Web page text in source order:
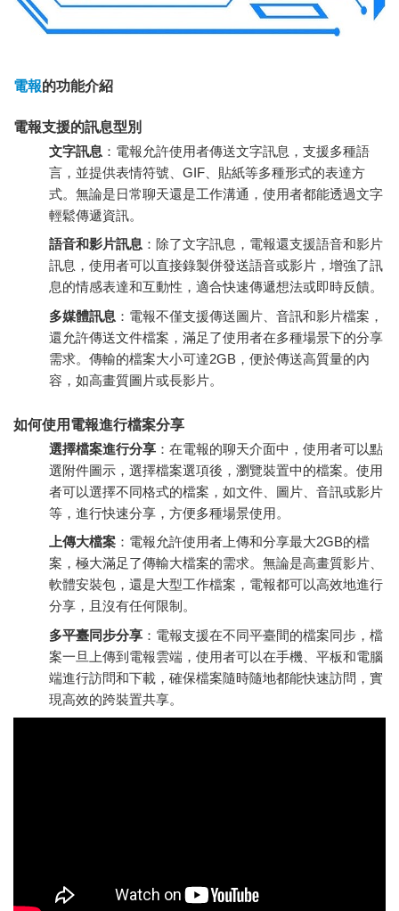
電報的功能介紹
電報支援的訊息型別
文字訊息 ：電報允許使用者傳送文字訊息，支援多種語
言，並提供表情符號、GIF、貼紙等多種形式的表達方
式。無論是日常聊天還是工作溝通，使用者都能透過文字
輕鬆傳遞資訊。
語音和影片訊息 ：除了文字訊息，電報還支援語音和影片
訊息，使用者可以直接錄製併發送語音或影片，增強了訊
息的情感表達和互動性，適合快速傳遞想法或即時反饋。
多媒體訊息 ：電報不僅支援傳送圖片、音訊和影片檔案，
還允許傳送文件檔案，滿足了使用者在多種場景下的分享
需求。傳輸的檔案大小可達2GB，便於傳送高質量的內
容，如高畫質圖片或長影片。
如何使用電報進行檔案分享
選擇檔案進行分享 ：在電報的聊天介面中，使用者可以點
選附件圖示，選擇檔案選項後，瀏覽裝置中的檔案。使用
者可以選擇不同格式的檔案，如文件、圖片、音訊或影片
等，進行快速分享，方便多種場景使用。
上傳大檔案 ：電報允許使用者上傳和分享最大2GB的檔
案，極大滿足了傳輸大檔案的需求。無論是高畫質影片、
軟體安裝包，還是大型工作檔案，電報都可以高效地進行
分享，且沒有任何限制。
多平臺同步分享 ：電報支援在不同平臺間的檔案同步，檔
案一旦上傳到電報雲端，使用者可以在手機、平板和電腦
端進行訪問和下載，確保檔案隨時隨地都能快速訪問，實
現高效的跨裝置共享。